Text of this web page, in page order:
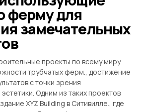
ферму для
замечательных
проекты по всему миру
трубчатых ферм., достижение
с точки зрения
Одним из таких проектов
XYZ Building в Ситивилле., где